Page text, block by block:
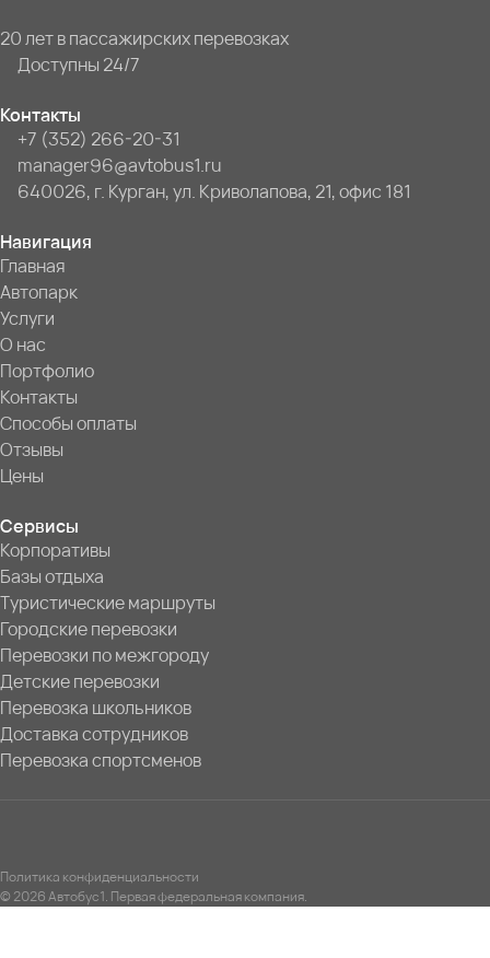
20 лет в пассажирских перевозках
Доступны 24/7
Контакты
+7 (352) 266-20-31
manager96@avtobus1.ru
640026, г. Курган, ул. Криволапова, 21, офис 181
Навигация
Главная
Автопарк
Услуги
О нас
Портфолио
Контакты
Способы оплаты
Отзывы
Цены
Сервисы
Корпоративы
Базы отдыха
Туристические маршруты
Городские перевозки
Перевозки по межгороду
Детские перевозки
Перевозка школьников
Доставка сотрудников
Перевозка спортсменов
Политика конфиденциальности
© 2026 Автобус1. Первая федеральная компания.